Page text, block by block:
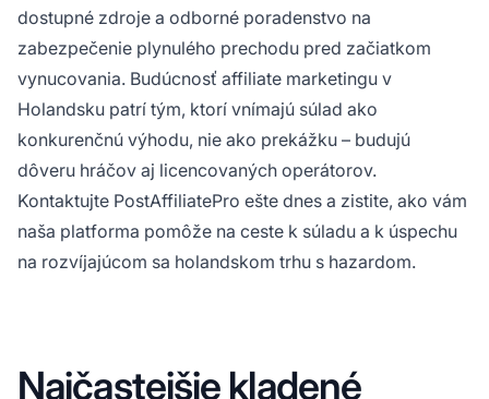
dostupné zdroje a odborné poradenstvo na
zabezpečenie plynulého prechodu pred začiatkom
vynucovania. Budúcnosť affiliate marketingu v
Holandsku patrí tým, ktorí vnímajú súlad ako
konkurenčnú výhodu, nie ako prekážku – budujú
dôveru hráčov aj licencovaných operátorov.
Kontaktujte PostAffiliatePro ešte dnes a zistite, ako vám
naša platforma pomôže na ceste k súladu a k úspechu
na rozvíjajúcom sa holandskom trhu s hazardom.
Najčastejšie kladené